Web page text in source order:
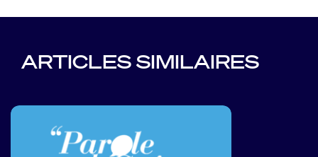
ARTICLES SIMILAIRES